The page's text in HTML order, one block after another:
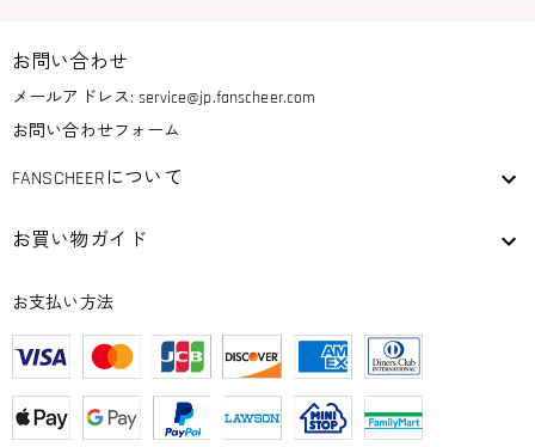
お問い合わせ
メールアドレス:service@jp.fanscheer.com
お問い合わせフォーム
FANSCHEERについて
お買い物ガイド
お支払い方法